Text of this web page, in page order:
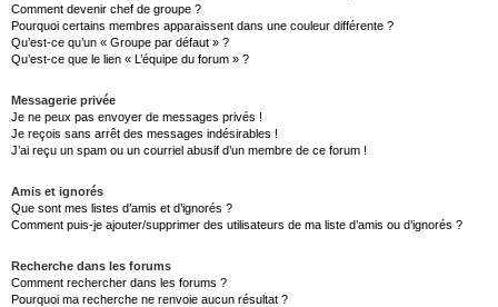
Comment devenir chef de groupe ?
Pourquoi certains membres apparaissent dans une couleur différente ?
Qu’est-ce qu’un « Groupe par défaut » ?
Qu’est-ce que le lien « L’équipe du forum » ?
Messagerie privée
Je ne peux pas envoyer de messages privés !
Je reçois sans arrêt des messages indésirables !
J’ai reçu un spam ou un courriel abusif d’un membre de ce forum !
Amis et ignorés
Que sont mes listes d’amis et d’ignorés ?
Comment puis-je ajouter/supprimer des utilisateurs de ma liste d’amis ou d’ignorés ?
Recherche dans les forums
Comment rechercher dans les forums ?
Pourquoi ma recherche ne renvoie aucun résultat ?